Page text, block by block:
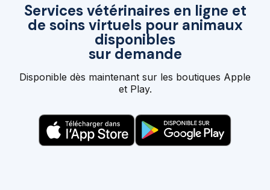
Services vétérinaires en ligne et
de soins virtuels pour animaux
disponibles
sur demande
Disponible dès maintenant sur les boutiques Apple
et Play.